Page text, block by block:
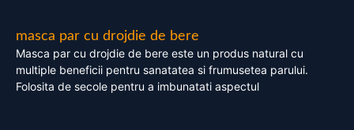
masca par cu drojdie de bere
Masca par cu drojdie de bere este un produs natural cu
multiple beneficii pentru sanatatea si frumusetea parului.
Folosita de secole pentru a imbunatati aspectul